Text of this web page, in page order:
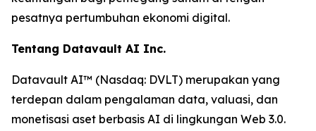
pesatnya pertumbuhan ekonomi digital.
Tentang Datavault AI Inc.
Datavault AI™ (Nasdaq: DVLT) merupakan yang
terdepan dalam pengalaman data, valuasi, dan
monetisasi aset berbasis AI di lingkungan Web 3.0.